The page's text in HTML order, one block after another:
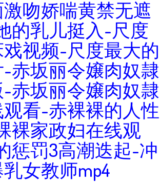
吻娇喘黄禁无遮
的乳儿挺入-尺度
视频-尺度最大的
赤坂丽令嬢肉奴隷
赤坂丽令嬢肉奴隷
看-赤裸裸的人性
裸家政妇在线观
惩罚3高潮迭起-冲
女教师mp4